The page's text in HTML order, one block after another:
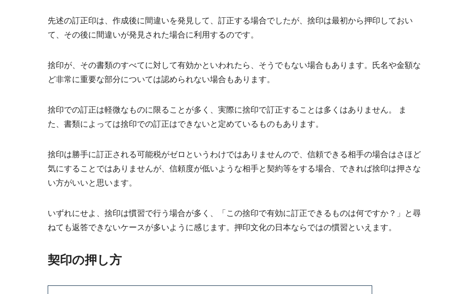
先述の訂正印は、作成後に間違いを発見して、訂正する場合でしたが、捨印は最初から押印しておい
て、その後に間違いが発見された場合に利用するのです。
捨印が、その書類のすべてに対して有効かといわれたら、そうでもない場合もあります。氏名や金額な
ど非常に重要な部分については認められない場合もあります。
捨印での訂正は軽微なものに限る ことが多く、実際に捨印で訂正することは多くはありません。 ま
た、書類によっては捨印での訂正はできないと定めているものもあります。
捨印は勝手に訂正される可能税がゼロというわけではありませんので、信頼できる相手の場合はさほど
気にすることではありませんが、信頼度が低いような相手と契約等をする場合、できれば捨印は押さな
い方がいいと思います。
いずれにせよ、捨印は慣習で行う場合が多く
、「この捨印で有効に訂正できるものは何ですか？」と尋
ねても返答できないケースが多いように感じます。押印文化の日本ならではの慣習といえます。
契印の押し方